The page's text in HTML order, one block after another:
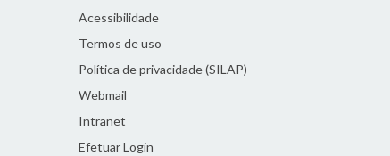
Acessibilidade
Termos de uso
Política de privacidade (SILAP)
Webmail
Intranet
Efetuar Login